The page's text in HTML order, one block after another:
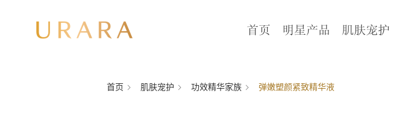
首页 明星产品 肌肤宠护
首页 肌肤宠护 功效精华家族 弹嫩塑颜紧致精华液